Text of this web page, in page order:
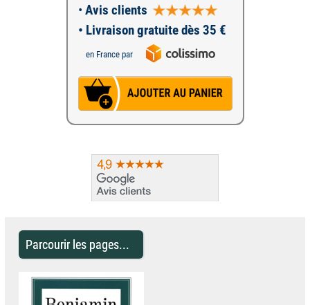
• Avis clients
• Livraison gratuite dès 35 €
en France par
Parcourir les pages...